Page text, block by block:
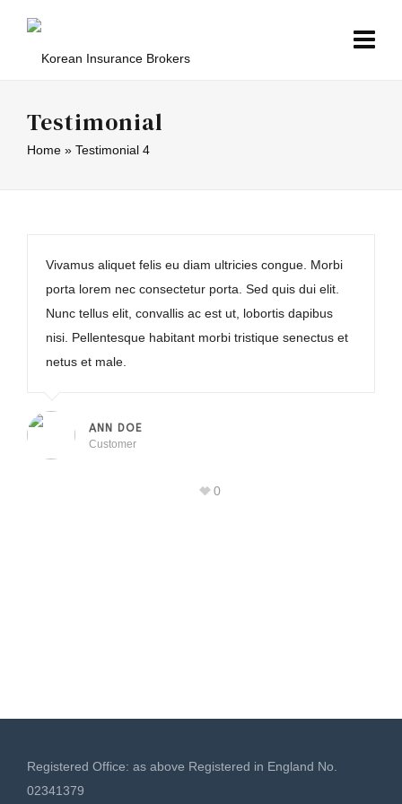
Testimonial
Home » Testimonial 4
Vivamus aliquet felis eu diam ultricies congue. Morbi
porta lorem nec consectetur porta. Sed quis dui elit.
Nunc tellus elit, convallis ac est ut, lobortis dapibus
nisi. Pellentesque habitant morbi tristique senectus et
netus et male.
ANN DOE
Customer
0
Registered Office: as above Registered in England No.
02341379